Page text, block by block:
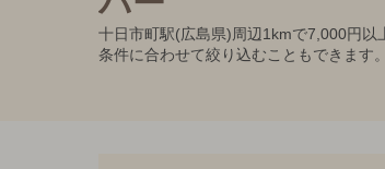
十日市町駅(広島県)周辺1kmで7,000円
条件に合わせて絞り込むこともできます